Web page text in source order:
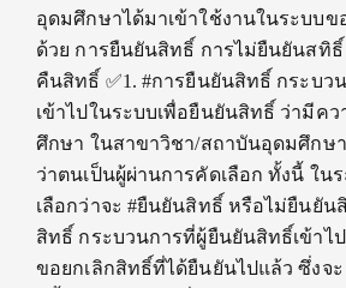
อุดมศึกษาได้มาเข้าใช้งานในระบบข
ด้วย การยืนยันสิทธิ์ การไม่ยืนยันสทิ
คืนสิทธิ์ ✅1. #การยืนยันสิทธิ์ กระบว
เข้าไปในระบบเพื่อยืนยันสิทธิ์ ว่ามีคว
ศึกษา ในสาขาวิชา/สถาบันอุดมศึกษ
ว่าตนเป็นผู้ผ่านการคัดเลือก ทั้งนี้ ใน
เลือกว่าจะ #ยืนยันสิทธิ์ หรือไม่ยืนยัน
สิทธิ์ กระบวนการที่ผู้ยืนยันสิทธิ์เข้าไ
ขอยกเลิกสิทธิ์ที่ได้ยืนยันไปแล้ว ซึ่งจะ